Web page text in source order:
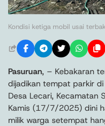
Kondisi ketiga mobil usai
Pasuruan, – Kebakaran
dijadikan tempat parkir di
Desa Lecari, Kecamatan
Kamis (17/7/2025) dini
milik warga setempat